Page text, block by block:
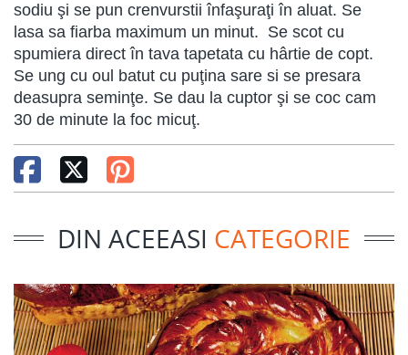
sodiu şi se pun crenvurstii înfaşuraţi în aluat. Se
lasa sa fiarba maximum un minut. Se scot cu
spumiera direct în tava tapetata cu hârtie de copt.
Se ung cu oul batut cu puţina sare si se presara
deasupra seminţe. Se dau la cuptor şi se coc cam
30 de minute la foc micuţ.
DIN ACEEASI CATEGORIE